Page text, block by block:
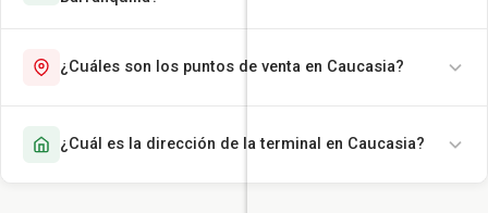
¿Cuáles son los puntos de venta en Caucasia?
¿Cuál es la dirección de la terminal en Caucasia?